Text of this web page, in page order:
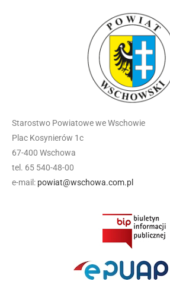
Starostwo Powiatowe we Wschowie
Plac Kosynierów 1c
67-400 Wschowa
tel. 65 540-48-00
e-mail: powiat@wschowa.com.pl